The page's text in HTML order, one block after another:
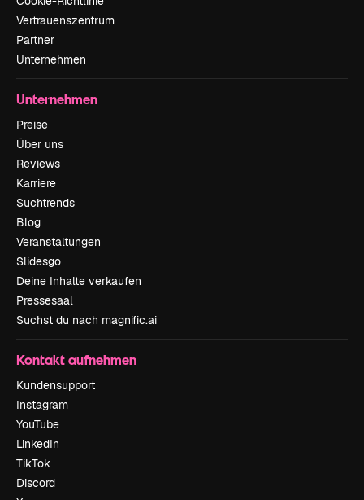
Vertrauenszentrum
Partner
Unternehmen
Unternehmen
Preise
Über uns
Reviews
Karriere
Suchtrends
Blog
Veranstaltungen
Slidesgo
Deine Inhalte verkaufen
Pressesaal
Suchst du nach magnific.ai
Kontakt aufnehmen
Kundensupport
Instagram
YouTube
LinkedIn
TikTok
Discord